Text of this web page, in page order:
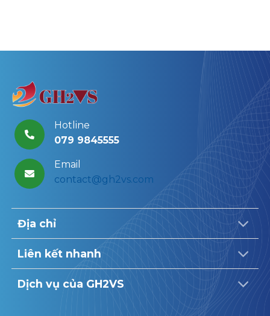
Hotline
079 9845555
Email
contact@gh2vs.com
Địa chỉ
Liên kết nhanh
Dịch vụ của GH2VS